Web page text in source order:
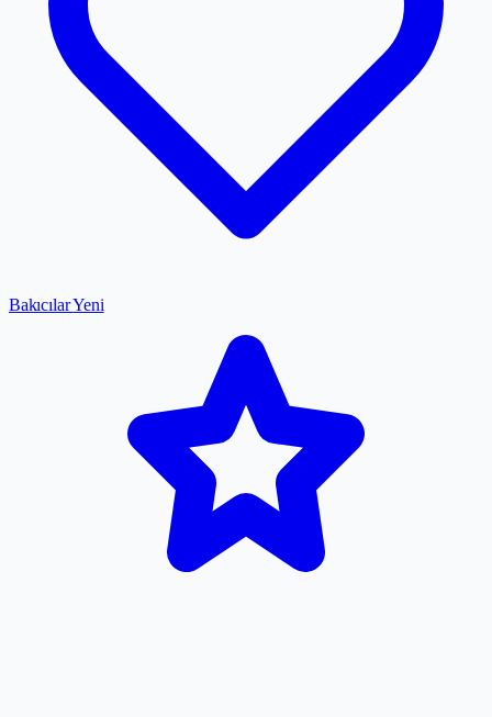
BakıcılarYeni